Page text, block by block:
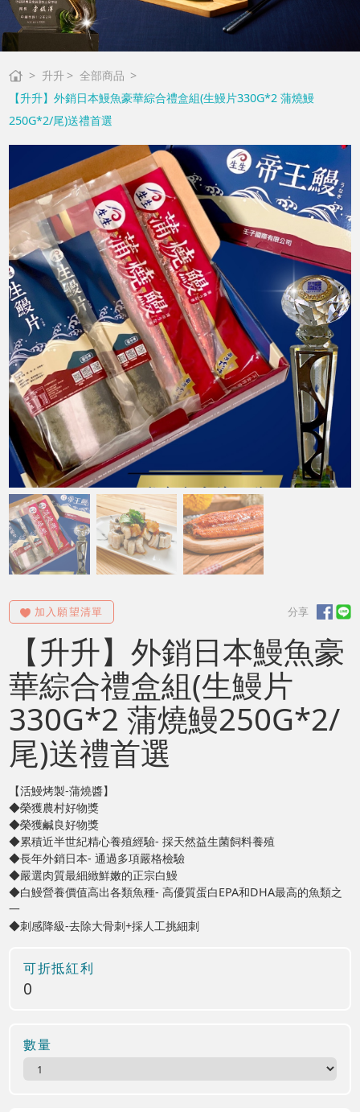
升升
全部商品
【升升】外銷日本鰻魚豪華綜合禮盒組(生鰻片330G*2 蒲燒鰻
250G*2/尾)送禮首選
【升升】外銷日本鰻魚豪
華綜合禮盒組(生鰻片
330G*2 蒲燒鰻250G*2/
尾)送禮首選
【活鰻烤製-蒲燒醬】
◆榮獲農村好物獎
◆榮獲鹹良好物獎
◆累積近半世紀精心養殖經驗- 採天然益生菌飼料養殖
◆長年外銷日本- 通過多項嚴格檢驗
◆嚴選肉質最細緻鮮嫩的正宗白鰻
◆白鰻營養價值高出各類魚種- 高優質蛋白EPA和DHA最高的魚類之
一
◆刺感降級-去除大骨刺+採人工挑細刺
可折抵紅利
0
數量